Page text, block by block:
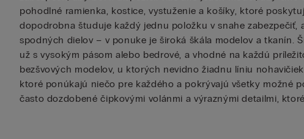
pohodlné ramienka, kostice, vystuženie a košíky, ktoré
dopodrobna študuje každý jednu položku v snahe zabezpečiť,
spodných dielov – v ponuke je široká škála modelov a tkanín.
už s vysokým pásom alebo bedrové, a vhodné na každú
bezšvových modelov, u ktorých nevidno žiadnu líniu
ktoré ponúkajú niečo pre každého a pokrývajú všetky možné
často dozdobené čipkovými volánmi a výraznými detailmi,